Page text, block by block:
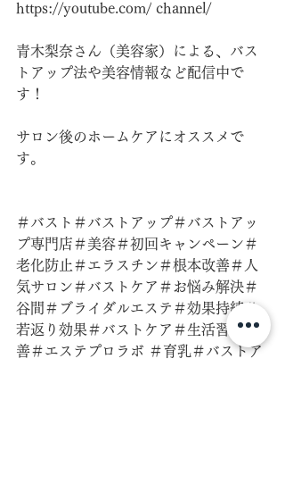
https://youtube.com/ channel/
青木梨奈さん（美容家）による、バス
トアップ法や美容情報など配信中で
す！
サロン後のホームケアにオススメで
す。
＃バスト＃バストアップ＃バストアッ
プ専門店＃美容＃初回キャンペーン＃
老化防止＃エラスチン＃根本改善＃人
気サロン＃バストケア＃お悩み解決＃
谷間＃ブライダルエステ＃効果持続＃
若返り効果＃バストケア＃生活習慣改
善＃エステプロラボ ＃育乳＃バストア